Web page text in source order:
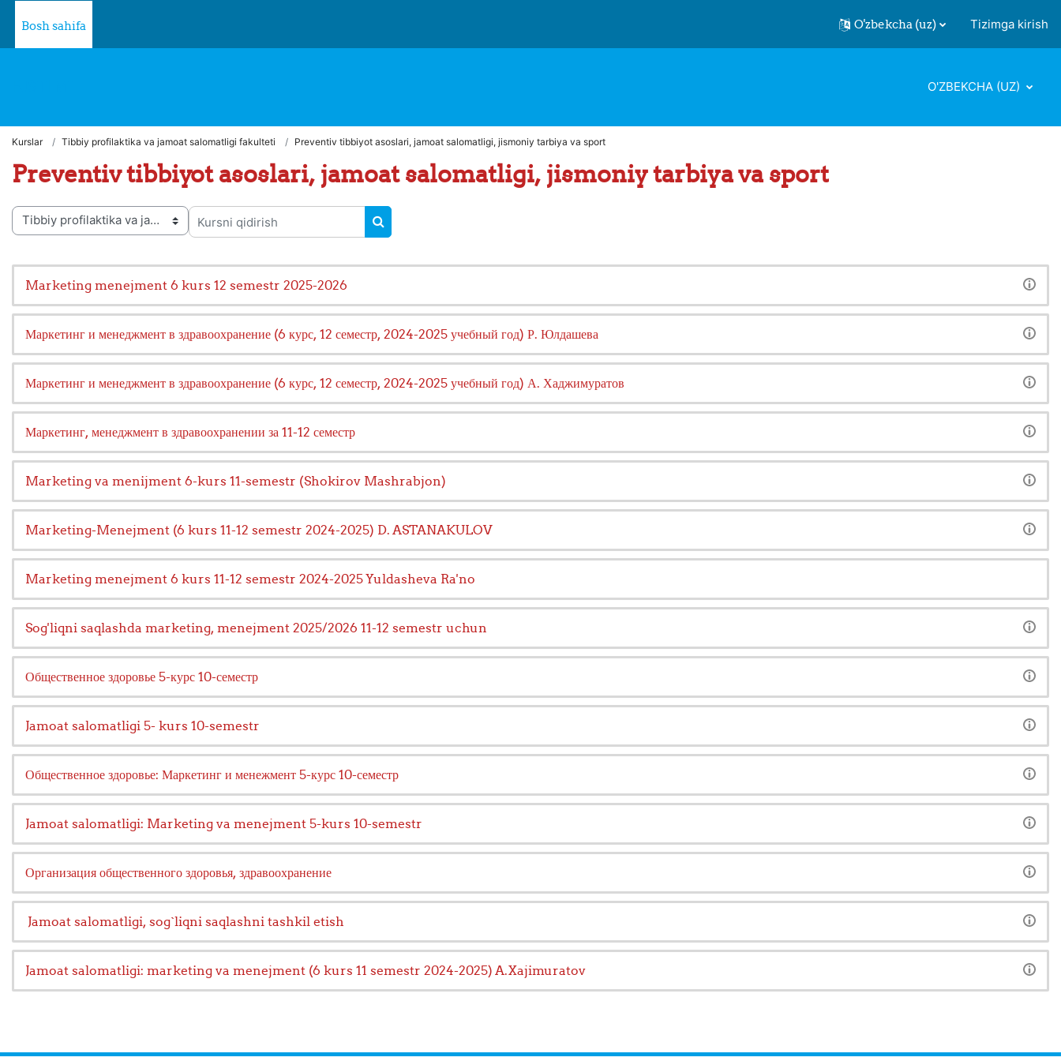
Bosh sahifa
O'zbekcha ‎(uz)‎ Tizimga kirish
O'ZBEKCHA ‎(UZ)‎
Kurslar Tibbiy profilaktika va jamoat salomatligi fakulteti Preventiv tibbiyot asoslari, jamoat salomatligi, jismoniy tarbiya va sport
Preventiv tibbiyot asoslari, jamoat salomatligi, jismoniy tarbiya va sport
toifalari
Kursni qidirish
KURSNI QIDIRISH
Marketing menejment 6 kurs 12 semestr 2025-2026
Маркетинг и менеджмент в здравоохранение (6 курс, 12 семестр, 2024-2025 учебный год) Р. Юлдашева
Маркетинг и менеджмент в здравоохранение (6 курс, 12 семестр, 2024-2025 учебный год) А. Хаджимуратов
Маркетинг, менеджмент в здравоохранении за 11-12 семестр
Marketing va menijment 6-kurs 11-semestr (Shokirov Mashrabjon)
Marketing-Menejment (6 kurs 11-12 semestr 2024-2025) D. ASTANAKULOV
Marketing menejment 6 kurs 11-12 semestr 2024-2025 Yuldasheva Ra'no
Sog'liqni saqlashda marketing, menejment 2025/2026 11-12 semestr uchun
Общественное здоровье 5-курс 10-семестр
Jamoat salomatligi 5- kurs 10-semestr
Общественное здоровье: Маркетинг и менежмент 5-курс 10-семестр
Jamoat salomatligi: Marketing va menejment 5-kurs 10-semestr
Организация общественного здоровья, здравоохранение
Jamoat salomatligi, sog`liqni saqlashni tashkil etish
Jamoat salomatligi: marketing va menejment (6 kurs 11 semestr 2024-2025) A.Xajimuratov